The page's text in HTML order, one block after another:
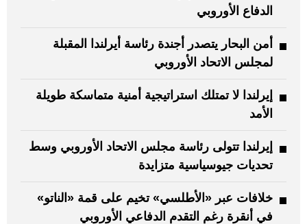
الدفاع الأوروبي
أمن البحار يتصدر أجندة رئاسة أيرلندا المقبلة
لمجلس الاتحاد الأوروبي
إيرلندا لا تمتلك استراتيجية أمنية متماسكة طويلة
الأمد
إيرلندا تتولى رئاسة مجلس الاتحاد الأوروبي وسط
تحديات جيوسياسية متزايدة
خلافات عبر «الأطلسي» تخيم على قمة «الناتو»
في أنقرة رغم التقدم الدفاعي الأوروبي